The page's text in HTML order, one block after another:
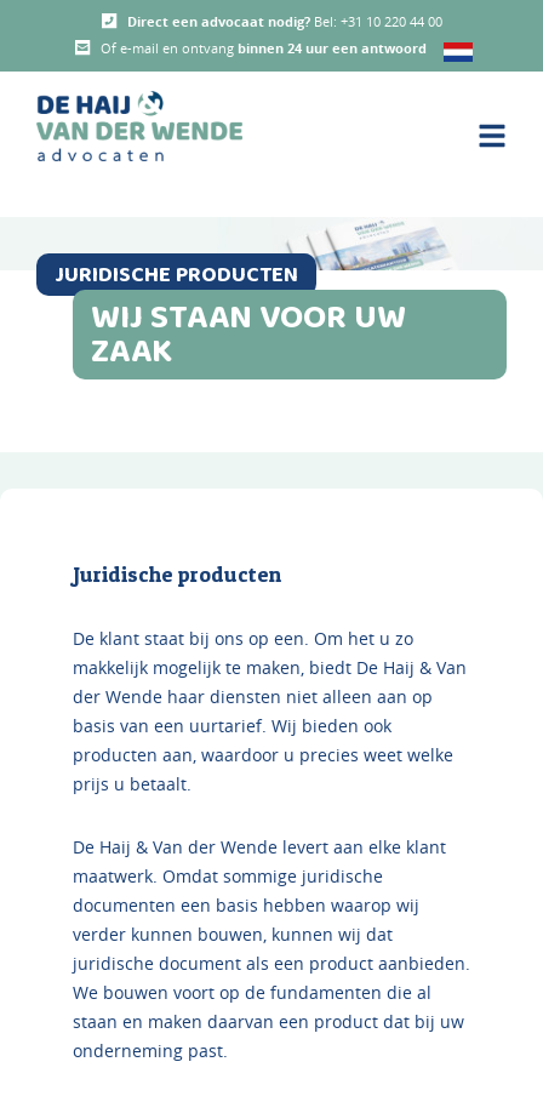
Direct een advocaat nodig? Bel: +31 10 220 44 00
Of e-mail en ontvang binnen 24 uur een antwoord
JURIDISCHE PRODUCTEN
WIJ STAAN VOOR UW
ZAAK
Juridische producten
De klant staat bij ons op een. Om het u zo
makkelijk mogelijk te maken, biedt De Haij & Van
der Wende haar diensten niet alleen aan op
basis van een uurtarief. Wij bieden ook
producten aan, waardoor u precies weet welke
prijs u betaalt.
De Haij & Van der Wende levert aan elke klant
maatwerk. Omdat sommige juridische
documenten een basis hebben waarop wij
verder kunnen bouwen, kunnen wij dat
juridische document als een product aanbieden.
We bouwen voort op de fundamenten die al
staan en maken daarvan een product dat bij uw
onderneming past.